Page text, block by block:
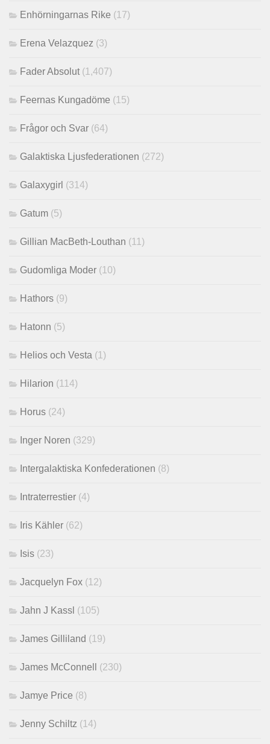
Enhörningarnas Rike (17)
Erena Velazquez (3)
Fader Absolut (1,407)
Feernas Kungadöme (15)
Frågor och Svar (64)
Galaktiska Ljusfederationen (272)
Galaxygirl (314)
Gatum (5)
Gillian MacBeth-Louthan (11)
Gudomliga Moder (10)
Hathors (9)
Hatonn (5)
Helios och Vesta (1)
Hilarion (114)
Horus (24)
Inger Noren (329)
Intergalaktiska Konfederationen (8)
Intraterrestier (4)
Iris Kähler (62)
Isis (23)
Jacquelyn Fox (12)
Jahn J Kassl (105)
James Gilliland (19)
James McConnell (230)
Jamye Price (8)
Jenny Schiltz (14)